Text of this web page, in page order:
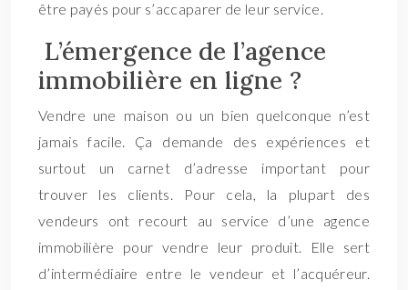
être payés pour s’accaparer de leur service.
L’émergence de l’agence
immobilière en ligne ?
Vendre une maison ou un bien quelconque n’est
jamais facile. Ça demande des expériences et
surtout un carnet d’adresse important pour
trouver les clients. Pour cela, la plupart des
vendeurs ont recourt au service d’une agence
immobilière pour vendre leur produit. Elle sert
d’intermédiaire entre le vendeur et l’acquéreur.